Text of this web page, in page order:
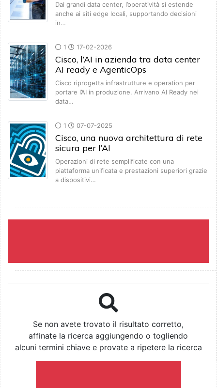
Dai grandi data center, l’operatività si estende
anche ai siti edge locali, supportando decisioni
in…
1 17-02-2026
Cisco, l’AI in azienda tra data center
AI ready e AgenticOps
Cisco riprogetta infrastrutture e operation per
portare l’AI in produzione. Arrivano AI Ready nei
data…
1 07-07-2025
Cisco, una nuova architettura di rete
sicura per l’AI
Operazioni di rete semplificate con una
piattaforma unificata e prestazioni superiori grazie
a dispositivi…
Se non avete trovato il risultato corretto,
affinate la ricerca aggiungendo o togliendo
alcuni termini chiave e provate a ripetere la ricerca